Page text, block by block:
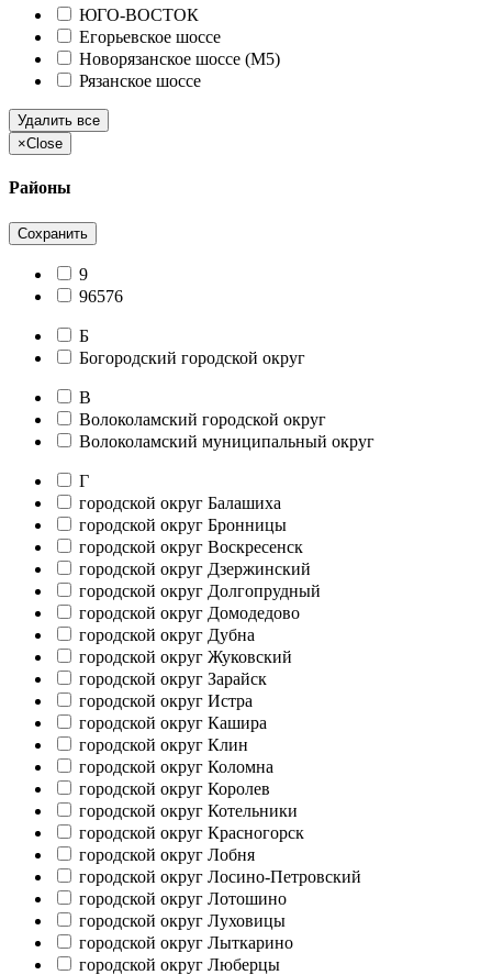
ЮГО-ВОСТОК
Егорьевское шоссе
Новорязанское шоссе (М5)
Рязанское шоссе
Удалить все
×Close
Районы
Сохранить
9
96576
Б
Богородский городской округ
В
Волоколамский городской округ
Волоколамский муниципальный округ
Г
городской округ Балашиха
городской округ Бронницы
городской округ Воскресенск
городской округ Дзержинский
городской округ Долгопрудный
городской округ Домодедово
городской округ Дубна
городской округ Жуковский
городской округ Зарайск
городской округ Истра
городской округ Кашира
городской округ Клин
городской округ Коломна
городской округ Королев
городской округ Котельники
городской округ Красногорск
городской округ Лобня
городской округ Лосино-Петровский
городской округ Лотошино
городской округ Луховицы
городской округ Лыткарино
городской округ Люберцы